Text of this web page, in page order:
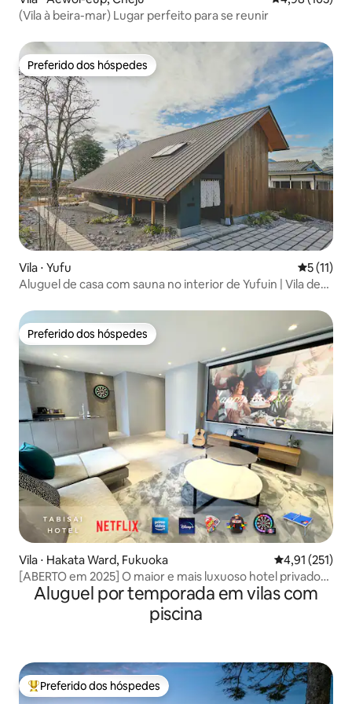
(Vila à beira-mar) Lugar perfeito para se reunir
Preferido dos hóspedes
Preferido dos hóspedes
Vila ⋅ Yufu 5 de uma
5 (11)
Aluguel de casa com sauna no interior de Yufuin | Vila de
Preferido dos hóspedes
Preferido dos hóspedes
Vila ⋅ Hakata Ward, Fukuoka 4,91 de uma
4,91 (251)
[ABERTO em 2025] O maior e mais luxuoso hotel privado
de Fukuoka/até 17 pessoas/Assista a filmes em tela
Aluguel por temporada em vilas com
piscina
Entre os melhores preferidos dos hóspedes
Preferido dos hóspedes